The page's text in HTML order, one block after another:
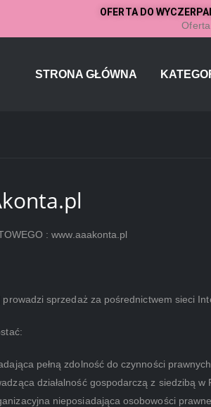
OFERTA DO
STRONA GŁÓWNA
: www.aaakonta.pl
sprzedaż za pośrednictwem sieci
pełną zdolność do czynności
działalność gospodarczą z siedzibą
nieposiadająca osobowości